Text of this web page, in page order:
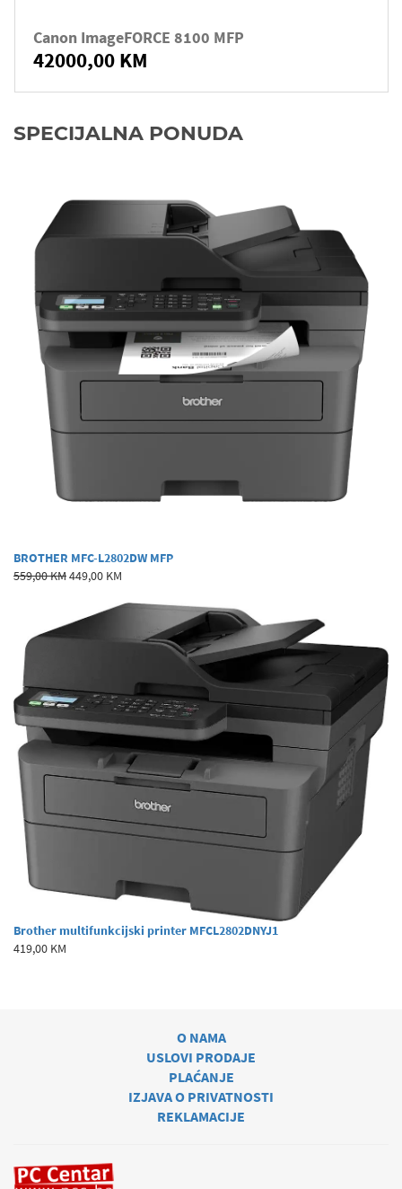
Canon ImageFORCE 8100 MFP
42000,00 KM
SPECIJALNA PONUDA
BROTHER MFC-L2802DW MFP
559,00 KM449,00 KM
Brother multifunkcijski printer MFCL2802DNYJ1
419,00 KM
O NAMA
USLOVI PRODAJE
PLAĆANJE
IZJAVA O PRIVATNOSTI
REKLAMACIJE